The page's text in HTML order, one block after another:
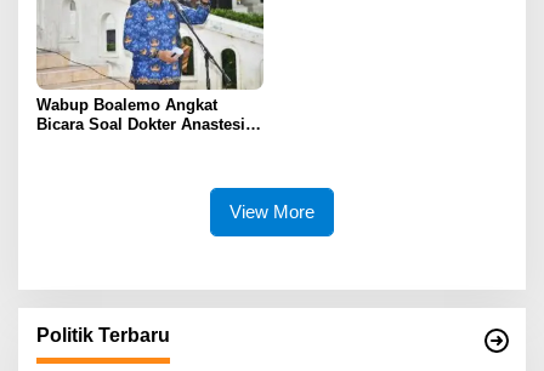
Wabup Boalemo Angkat
Bicara Soal Dokter Anastesi
View More
Politik Terbaru